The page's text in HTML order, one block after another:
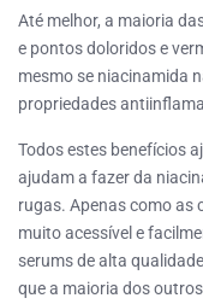
Até melhor, a maioria
e pontos doloridos e
mesmo se niacinamida
propriedades
Todos estes benefícios
ajudam a fazer da
rugas. Apenas como as
muito acessível e
serums de alta
que a maioria dos